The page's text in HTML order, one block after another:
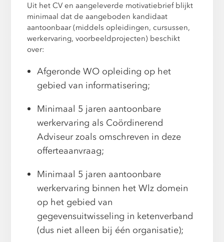
Uit het CV en aangeleverde motivatiebrief blijkt
minimaal dat de aangeboden kandidaat
aantoonbaar (middels opleidingen, cursussen,
werkervaring, voorbeeldprojecten) beschikt
over:
Afgeronde WO opleiding op het
gebied van informatisering;
Minimaal 5 jaren aantoonbare
werkervaring als Coördinerend
Adviseur zoals omschreven in deze
offerteaanvraag;
Minimaal 5 jaren aantoonbare
werkervaring binnen het Wlz domein
op het gebied van
gegevensuitwisseling in ketenverband
(dus niet alleen bij één organisatie);